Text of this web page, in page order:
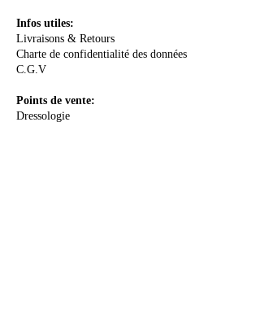
Infos utiles:
Livraisons & Retours
Charte de confidentialité des données
C.G.V
Points de vente:
Dressologie